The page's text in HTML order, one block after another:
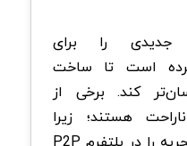
جدیدی را برای
است تا ساخت
وب ۳ را آسان‌تر کند. برخی از
هستند؛ زیرا